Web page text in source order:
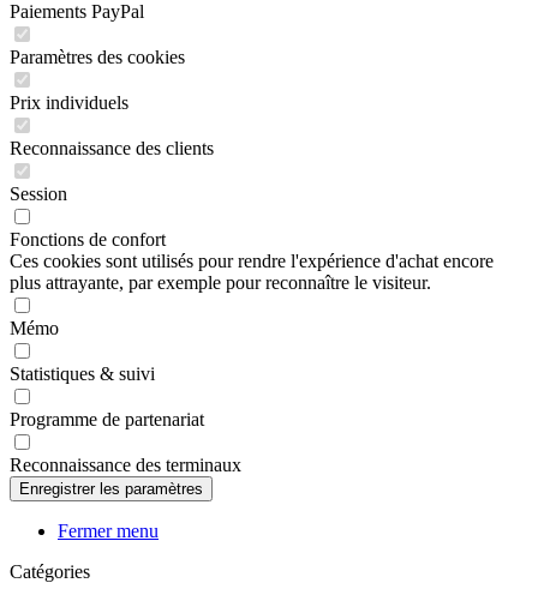
Paiements PayPal
Paramètres des cookies
Prix individuels
Reconnaissance des clients
Session
Fonctions de confort
Ces cookies sont utilisés pour rendre l'expérience d'achat encore
plus attrayante, par exemple pour reconnaître le visiteur.
Mémo
Statistiques & suivi
Programme de partenariat
Reconnaissance des terminaux
Fermer menu
Catégories